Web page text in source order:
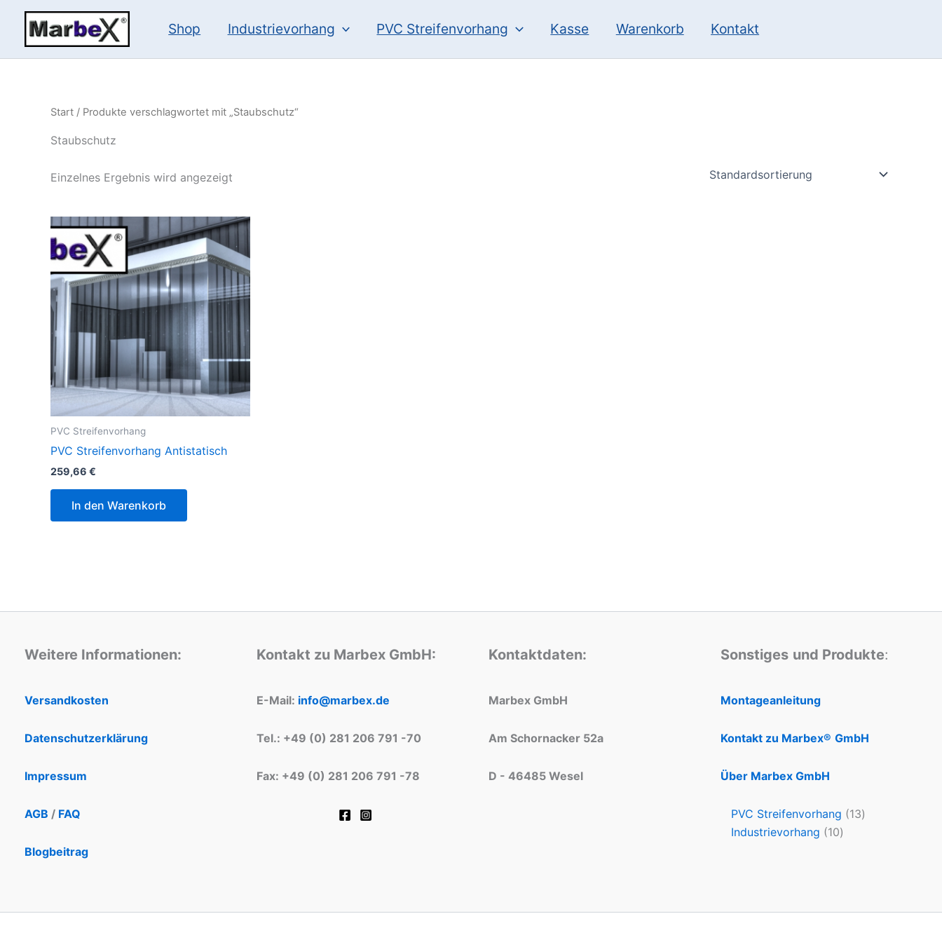
springen
Shop Industrievorhang PVC Streifenvorhang Kasse Warenkorb Kontakt
Start / Produkte verschlagwortet mit „Staubschutz“
Staubschutz
Einzelnes Ergebnis wird angezeigt
PVC Streifenvorhang
PVC Streifenvorhang Antistatisch
259,66 €
In den Warenkorb
Weitere Informationen:
Versandkosten
Datenschutzerklärung
Impressum
AGB / FAQ
Blogbeitrag
Kontakt zu Marbex GmbH:
E-Mail: info@marbex.de
Tel.: +49 (0) 281 206 791 -70
Fax: +49 (0) 281 206 791 -78
Kontaktdaten:
Marbex GmbH
Am Schornacker 52a
D - 46485 Wesel
Sonstiges und Produkte:
Montageanleitung
Kontakt zu Marbex® GmbH
Über Marbex GmbH
PVC Streifenvorhang 13
Industrievorhang 10